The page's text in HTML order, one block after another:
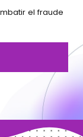
el fraude